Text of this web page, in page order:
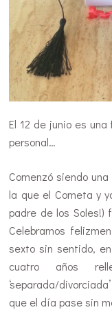
El 12 de junio es
personal…
Comenzó siendo
la que el Cometa y
padre de los Soles!)
Celebramos
sexto sin sentido,
cuatro años
‘separada/
que el día pase sin